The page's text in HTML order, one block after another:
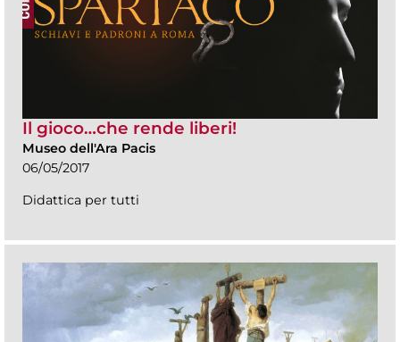
Il gioco…che rende liberi!
Museo dell'Ara Pacis
06/05/2017
Didattica per tutti